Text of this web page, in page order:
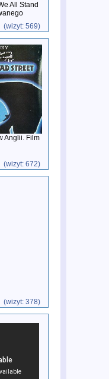
All Stand
569)
Anglii. Film
672)
378)